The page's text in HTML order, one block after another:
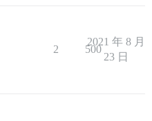
2 500
2021 年 8 月
23 日